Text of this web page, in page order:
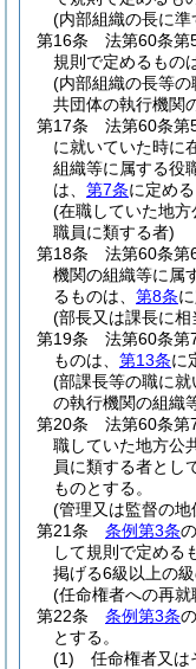
(内部組織の長に準
第16条
法第60条第
規則で定めるもの
(内部組織の長等
共団体の執行機関
第17条
法第60条第
に就いていた時に
組織等に属する役
は、 第7条に定める
(在職していた地
職員に類する者)
第18条
法第60条第
機関の組織等に属
るものは、 第8条
(部長又は課長に相
第19条
法第60条第
ものは、 第13条に
(部課長等の職に
の執行機関の組織
第20条
法第60条第
職していた地方公
員に類する者とし
ものとする。
(管理又は監督の
第21条
条例第3条
して規則で定める
掲げる6級以上の
(任命権者への再
第22条
条例第3条
とする。
(1)
任命権者又は